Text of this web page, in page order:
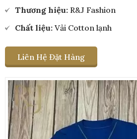
Thương hiệu: R&J Fashion
Chất liệu: Vải Cotton lạnh
Liên Hệ Đặt Hàng